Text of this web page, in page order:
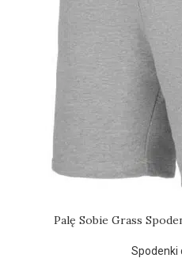
Palę Sobie Grass
Spodenki